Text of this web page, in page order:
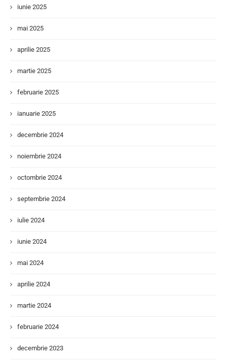
iunie 2025
mai 2025
aprilie 2025
martie 2025
februarie 2025
ianuarie 2025
decembrie 2024
noiembrie 2024
octombrie 2024
septembrie 2024
iulie 2024
iunie 2024
mai 2024
aprilie 2024
martie 2024
februarie 2024
decembrie 2023